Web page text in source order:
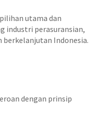
utama dan
industri perasuransian,
berkelanjutan Indonesia.
dengan prinsip